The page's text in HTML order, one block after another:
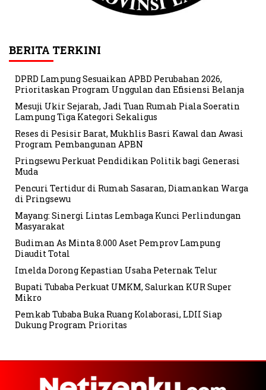
BERITA TERKINI
DPRD Lampung Sesuaikan APBD Perubahan 2026,
Prioritaskan Program Unggulan dan Efisiensi Belanja
Mesuji Ukir Sejarah, Jadi Tuan Rumah Piala Soeratin
Lampung Tiga Kategori Sekaligus
Reses di Pesisir Barat, Mukhlis Basri Kawal dan Awasi
Program Pembangunan APBN
Pringsewu Perkuat Pendidikan Politik bagi Generasi
Muda
Pencuri Tertidur di Rumah Sasaran, Diamankan Warga
di Pringsewu
Mayang: Sinergi Lintas Lembaga Kunci Perlindungan
Masyarakat
Budiman As Minta 8.000 Aset Pemprov Lampung
Diaudit Total
Imelda Dorong Kepastian Usaha Peternak Telur
Bupati Tubaba Perkuat UMKM, Salurkan KUR Super
Mikro
Pemkab Tubaba Buka Ruang Kolaborasi, LDII Siap
Dukung Program Prioritas